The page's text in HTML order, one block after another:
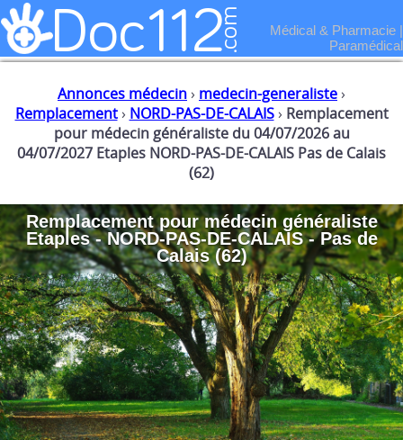
Médical & Pharmacie |
Paramédical
Annonces médecin› medecin-generaliste›
Remplacement › NORD-PAS-DE-CALAIS › Remplacement
pour médecin généraliste du 04/07/2026 au
04/07/2027 Etaples NORD-PAS-DE-CALAIS Pas de Calais
(62)
Remplacementpourmédecin généraliste
Etaples - NORD-PAS-DE-CALAIS - Pas de
Calais (62)